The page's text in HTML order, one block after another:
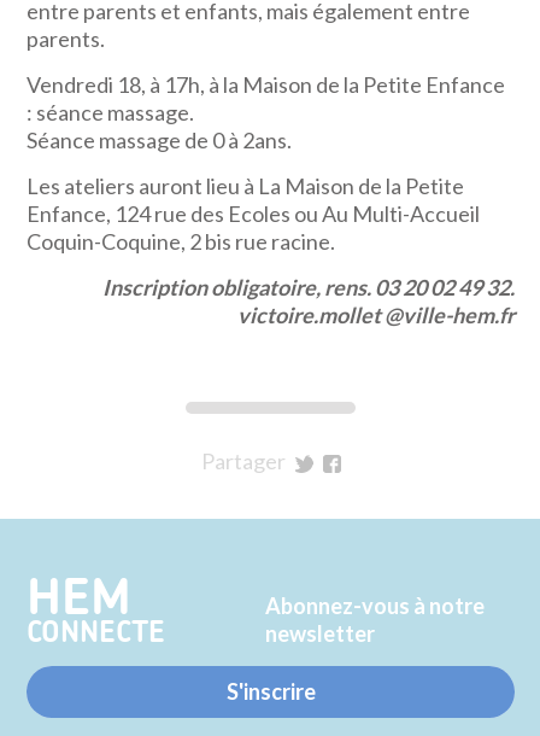
entre parents et enfants, mais également entre
parents.
Vendredi 18, à 17h, à la Maison de la Petite Enfance
: séance massage.
Séance massage de 0 à 2ans.
Les ateliers auront lieu à La Maison de la Petite
Enfance, 124 rue des Ecoles ou Au Multi-Accueil
Coquin-Coquine, 2 bis rue racine.
Inscription obligatoire, rens. 03 20 02 49 32.
victoire.mollet @ville-hem.fr
Partager
Twitter
Facebook
HEM
CONNECTE
Abonnez-vous à notre
newsletter
S'inscrire